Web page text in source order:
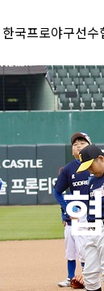
한국프로야구선수